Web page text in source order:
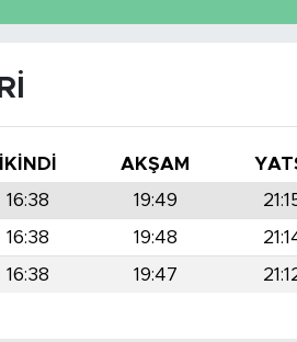
İKINDI AKŞAM
16:38 19:49
16:38 19:48
16:38 19:47